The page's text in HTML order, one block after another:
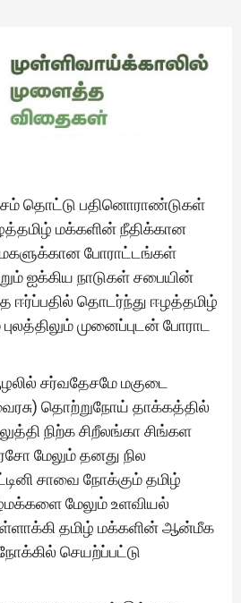
தொட்டு பதினொராண்டுகள்
மக்களின் நீதிக்கான
போராட்டங்கள்
ஐக்கிய நாடுகள் சபையின்
தொடர்ந்து ஈழத்தமிழ்
முனைப்புடன் போராட
சர்வதேசமே மகுடை
தொற்றுநோய் தாக்கத்தில்
நிற்க சிறீலங்கா சிங்கள
மேலும் தனது நில
சாவை நோக்கும் தமிழ்
மேலும் உளவியல்
உள்ளாக்கி தமிழ் மக்களின் ஆன்மீக
செயற்ப்பட்டு